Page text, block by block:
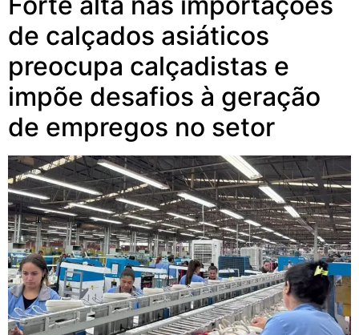
de calçados asiáticos
preocupa calçadistas e
impõe desafios à geração
de empregos no setor